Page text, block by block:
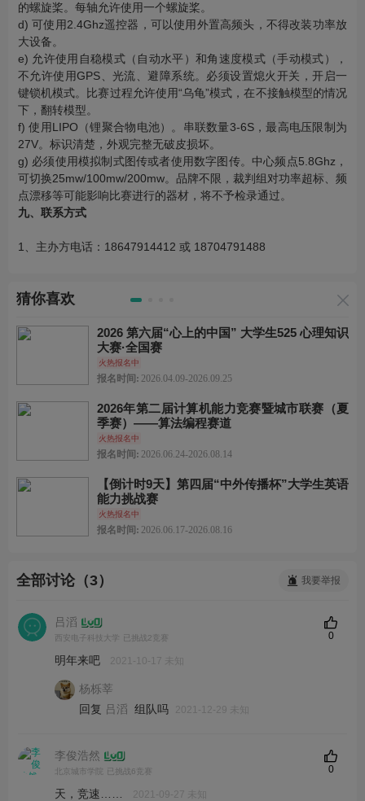
的螺旋桨。每轴允许使用一个螺旋桨。
d) 可使用2.4Ghz遥控器，可以使用外置高频头，不得改装功率放
大设备。
e) 允许使用自稳模式（自动水平）和角速度模式（手动模式），
不允许使用GPS、光流、避障系统。必须设置熄火开关，开启一
键锁机模式。比赛过程允许使用“乌龟”模式，在不接触模型的情况
下，翻转模型。
f) 使用LIPO（锂聚合物电池）。串联数量3-6S，最高电压限制为
27V。标识清楚，外观完整无破皮损坏。
g) 必须使用模拟制式图传或者使用数字图传。中心频点5.8Ghz，
可切换25mw/100mw/200mw。品牌不限，裁判组对功率超标、频
点漂移等可能影响比赛进行的器材，将不予检录通过。
九、联系方式
1、主办方电话：18647914412 或 18704791488
猜你喜欢
2026 第六届“心上的中国” 大学生525 心理知识
大赛·全国赛
火热报名中
报名时间: 2026.04.09-2026.09.25
2026年第二届计算机能力竞赛暨城市联赛（夏
季赛）——算法编程赛道
火热报名中
报名时间: 2026.06.24-2026.08.14
【倒计时9天】第四届“中外传播杯”大学生英语
能力挑战赛
火热报名中
报名时间: 2026.06.17-2026.08.16
全部讨论（3） 我要举报
吕滔
西安电子科技大学 已挑战2竞赛
2021-10-17 未知
0
杨栎莘
回复 吕滔 组队吗 2021-12-29 未知
李俊浩然
北京城市学院 已挑战6竞赛
2021-09-27 未知
0